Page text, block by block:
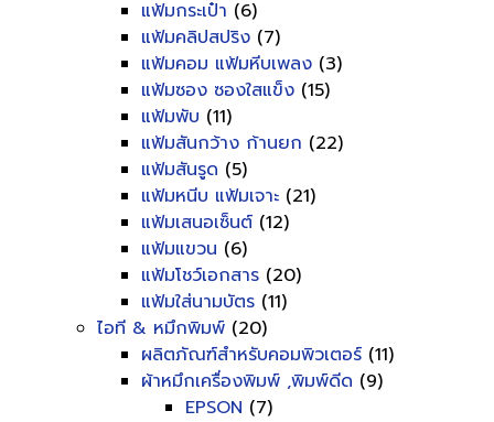
แฟ้มกระเป๋า (6)
แฟ้มคลิปสปริง (7)
แฟ้มคอม แฟ้มหีบเพลง (3)
แฟ้มซอง ซองใสแข็ง (15)
แฟ้มพับ (11)
แฟ้มสันกว้าง ก้านยก (22)
แฟ้มสันรูด (5)
แฟ้มหนีบ แฟ้มเจาะ (21)
แฟ้มเสนอเซ็นต์ (12)
แฟ้มแขวน (6)
แฟ้มโชว์เอกสาร (20)
แฟ้มใส่นามบัตร (11)
ไอที & หมึกพิมพ์ (20)
ผลิตภัณฑ์สำหรับคอมพิวเตอร์ (11)
ผ้าหมึกเครื่องพิมพ์ ,พิมพ์ดีด (9)
EPSON (7)